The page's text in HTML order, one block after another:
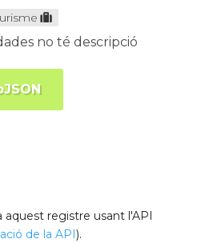
no té descripció
aquest registre usant l'API
de la API).